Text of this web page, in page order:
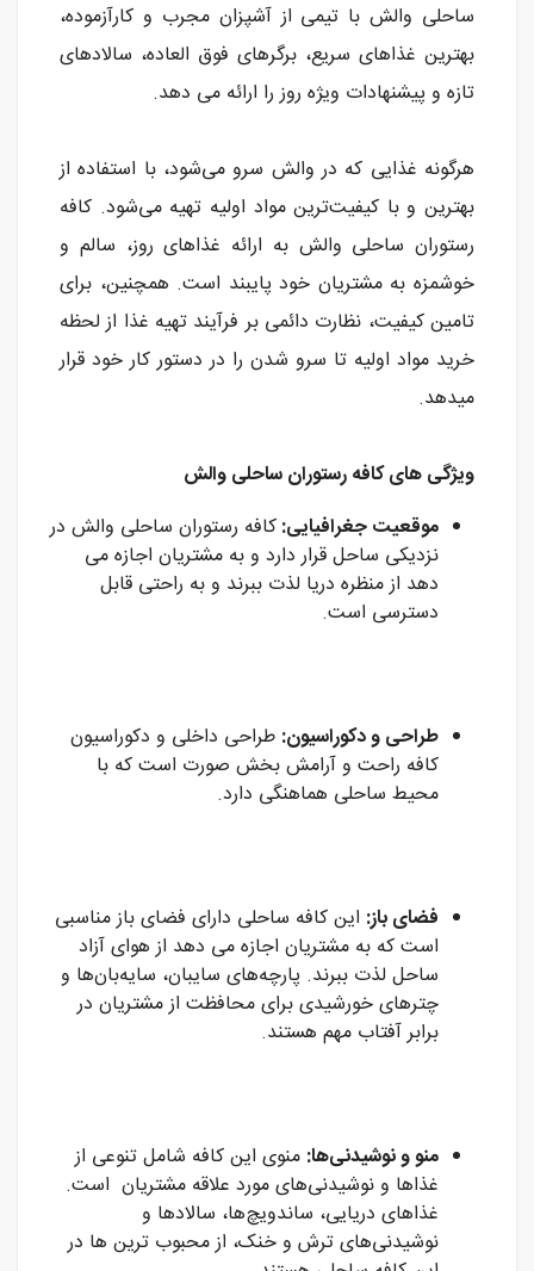
ساحلی والش با تیمی از آشپزان مجرب و کارآزموده،
بهترین غذاهای سریع، برگرهای فوق العاده، سالادهای
تازه و پیشنهادات ویژه روز را ارائه می دهد.
هرگونه غذایی که در والش سرو می‌شود، با استفاده از
بهترین و با کیفیت‌ترین مواد اولیه تهیه می‌شود. کافه
رستوران ساحلی والش به ارائه غذاهای روز، سالم و
خوشمزه به مشتریان خود پایبند است. همچنین، برای
تامین کیفیت، نظارت دائمی بر فرآیند تهیه غذا از لحظه
خرید مواد اولیه تا سرو شدن را در دستور کار خود قرار
میدهد.
ویژگی های کافه رستوران ساحلی والش
موقعیت جغرافیایی:کافه رستوران ساحلی والش در
نزدیکی ساحل قرار دارد و به مشتریان اجازه می
دهد از منظره دریا لذت ببرند و به راحتی قابل
دسترسی است.
طراحی و دکوراسیون: طراحی داخلی و دکوراسیون
کافه راحت و آرامش بخش صورت است که با
محیط ساحلی هماهنگی دارد.
فضای باز: این کافه ساحلی دارای فضای باز مناسبی
است که به مشتریان اجازه می دهد از هوای آزاد
ساحل لذت ببرند. پارچه‌های سایبان، سایه‌بان‌ها و
چترهای خورشیدی برای محافظت از مشتریان در
برابر آفتاب مهم هستند.
منو و نوشیدنی‌ها: منوی این کافه شامل تنوعی از
غذاها و نوشیدنی‌های مورد علاقه مشتریان است.
غذاهای دریایی، ساندویچ‌ها، سالادها و
نوشیدنی‌های ترش و خنک، از محبوب ترین ها در